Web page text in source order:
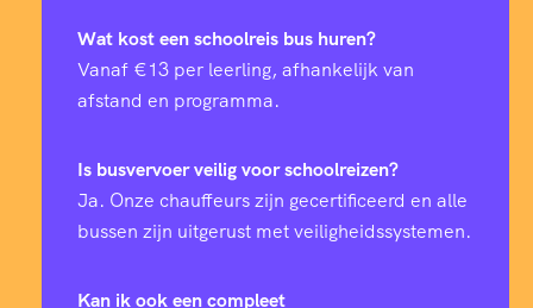
Wat kost een schoolreis bus huren?
Vanaf €13 per leerling, afhankelijk van
afstand en programma.
Is busvervoer veilig voor schoolreizen?
Ja. Onze chauffeurs zijn gecertificeerd en alle
bussen zijn uitgerust met veiligheidssystemen.
Kan ik ook een compleet